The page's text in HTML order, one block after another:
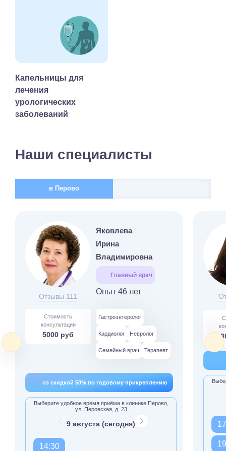
Капельницы для
лечения
урологических
заболеваний
Наши специалисты
в Перово
Отзывы 111
Яковлева
Ирина
Владимировна
Главный врач
Опыт 46 лет
Стоимость
консультации
5000 руб
Гастроэнтеролог
Кардиолог Невролог
Семейный врач Терапевт
со скидкой 50% по годовому прикреплению
Выберите удобное время приёма в клинике Перово,
ул. Перовская, д. 23
9 августа (сегодня)
14:30